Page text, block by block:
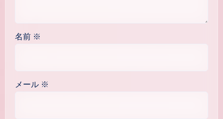
名前 ※
メール ※